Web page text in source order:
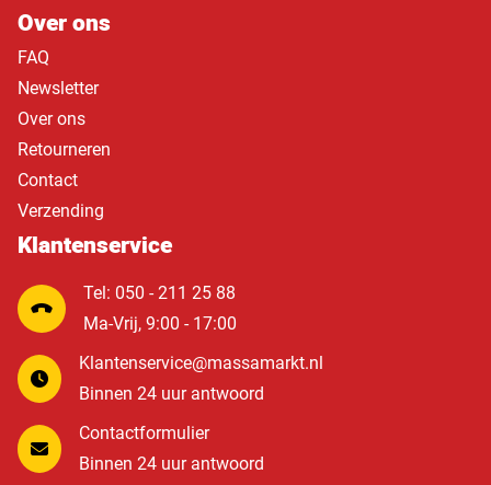
Over ons
FAQ
Newsletter
Over ons
Retourneren
Contact
Verzending
Klantenservice
Tel: 050 - 211 25 88
Ma-Vrij, 9:00 - 17:00
Klantenservice@massamarkt.nl
Binnen 24 uur antwoord
Contactformulier
Binnen 24 uur antwoord